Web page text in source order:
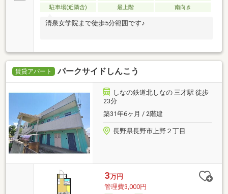
駐車場(近隣含)
最上階 南向き
清泉女学院まで徒歩5分範囲です♪
賃貸アパート パークサイドしんこう
しなの鉄道北しなの 三才駅 徒歩
23分
築31年6ヶ月 / 2階建
長野県長野市上野２丁目
3万円
管理費3,000円